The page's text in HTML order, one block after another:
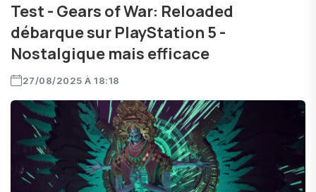
Test - Gears of War: Reloaded
débarque sur PlayStation 5 -
Nostalgique mais efficace
27/08/2025 À 18:18